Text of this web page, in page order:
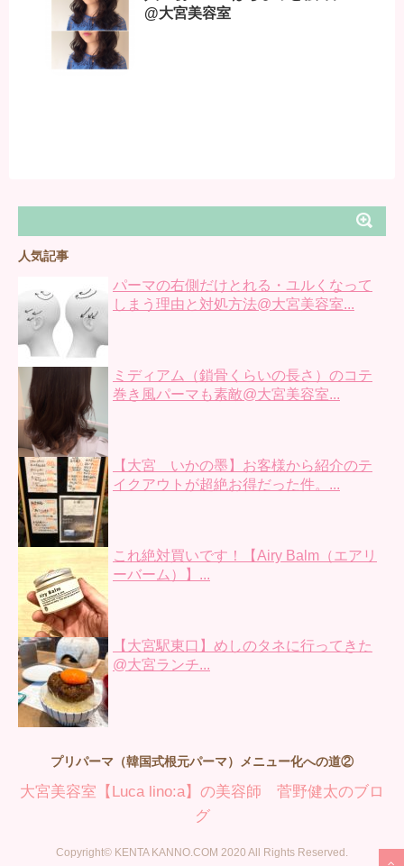
@大宮美容室
人気記事
パーマの右側だけとれる・ユルくなって
しまう理由と対処方法@大宮美容室...
ミディアム（鎖骨くらいの長さ）のコテ
巻き風パーマも素敵@大宮美容室...
【大宮 いかの墨】お客様から紹介のテ
イクアウトが超絶お得だった件。...
これ絶対買いです！【Airy Balm（エアリ
ーバーム）】...
【大宮駅東口】めしのタネに行ってきた
@大宮ランチ...
プリパーマ（韓国式根元パーマ）メニュー化への道②
大宮美容室【Luca lino:a】の美容師 菅野健太のブロ
グ
Copyright© KENTA KANNO.COM 2020 All Rights Reserved.